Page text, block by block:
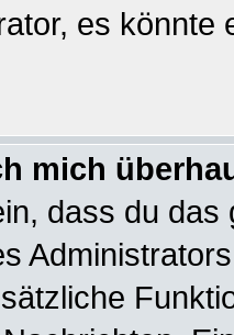
es könnte
mich
dass du